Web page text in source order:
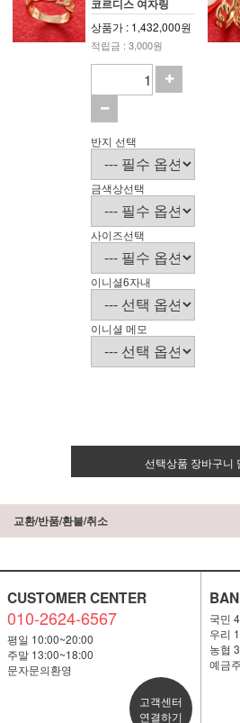
상품가 : 1,432,000원
적립금 : 3,000원
반지 선택
금색상선택
사이즈선택
이니셜6자내
이니셜 메모
선택상품 장바구니
교환/반품/환불/취소
CUSTOMER CENTER
010-2624-6567
평일 10:00~20:00
주말 13:00~18:00
문자문의환영
고객센터
연결하기
국민
우리
농협
예금